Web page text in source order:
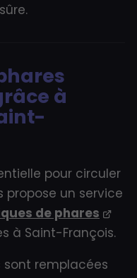
à
pour circuler
propose un service
de phares
à Saint-François.
remplacées